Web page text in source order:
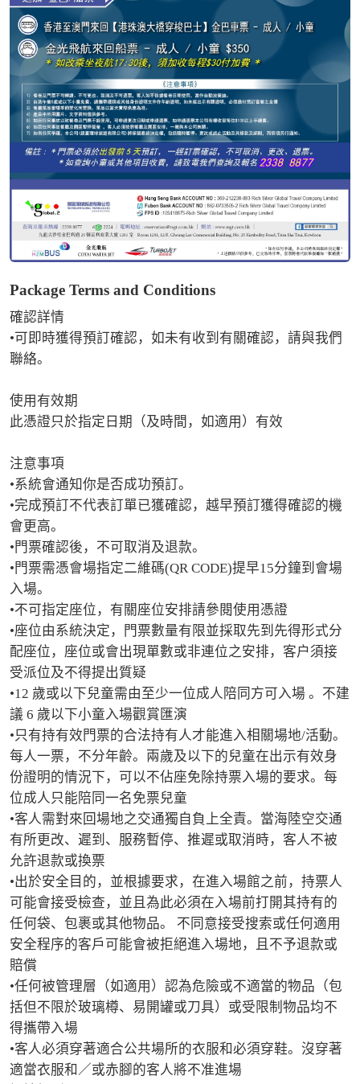
Package Terms and Conditions
確認詳情
•可即時獲得預訂確認，如未有收到有關確認，請與我們
聯絡。
使用有效期
此憑證只於指定日期（及時間，如適用）有效
注意事項
•系統會通知你是否成功預訂。
•完成預訂不代表訂單已獲確認，越早預訂獲得確認的機
會更高。
•門票確認後，不可取消及退款。
•門票需憑會場指定二維碼(QR CODE)提早15分鐘到會場
入場。
•不可指定座位，有關座位安排請參閱使用憑證
•座位由系統決定，門票數量有限並採取先到先得形式分
配座位，座位或會出現單數或非連位之安排，客户須接
受派位及不得提出質疑
•12 歲或以下兒童需由至少一位成人陪同方可入場 。不建
議 6 歲以下小童入場觀賞匯演
•只有持有效門票的合法持有人才能進入相關場地/活動。
每人一票，不分年齡。兩歲及以下的兒童在出示有效身
份證明的情況下，可以不佔座免除持票入場的要求。每
位成人只能陪同一名免票兒童
•客人需對來回場地之交通獨自負上全責。當海陸空交通
有所更改、遲到、服務暫停、推遲或取消時，客人不被
允許退款或換票
•出於安全目的，並根據要求，在進入場館之前，持票人
可能會接受檢查，並且為此必須在入場前打開其持有的
任何袋、包裹或其他物品。 不同意接受搜索或任何適用
安全程序的客戶可能會被拒絕進入場地，且不予退款或
賠償
•任何被管理層（如適用）認為危險或不適當的物品（包
括但不限於玻璃樽、易開罐或刀具）或受限制物品均不
得攜帶入場
•客人必須穿著適合公共場所的衣服和必須穿鞋。沒穿著
適當衣服和／或赤腳的客人將不准進場